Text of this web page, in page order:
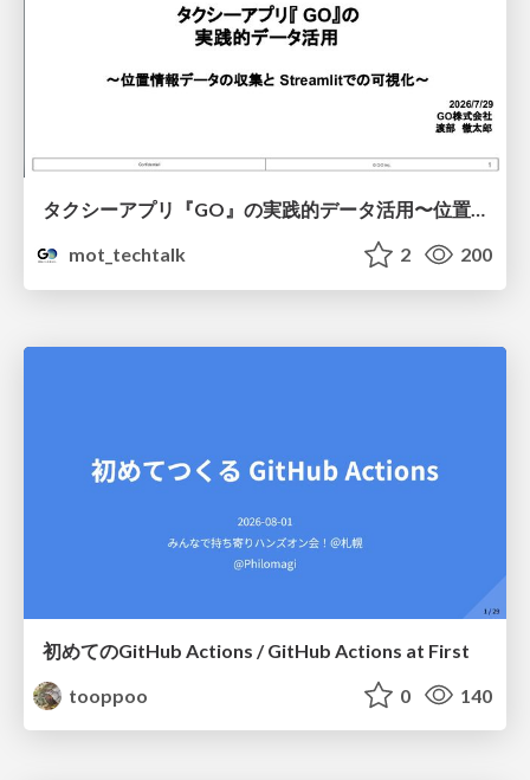
タクシーアプリ『GO』の実践的データ活用〜位置情報データの収集とStreamlitでの可視化〜
mot_techtalk
2 200
初めてのGitHub Actions / GitHub Actions at First
tooppoo
0 140